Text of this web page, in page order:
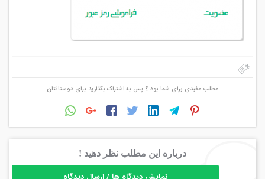
مطلب مفیدی برای شما بود ؟ پس به اشتراک بگذارید برای دوستانتان
درباره این مطلب نظر دهید !